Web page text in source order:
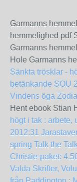
Garmanns
hemmelighed pdf
Garmanns
Hole Garmanns
Sänkta trösklar -
betänkande SOU
Vindens öga
Hent ebook Stian
högt i tak : arbete,
2012:31
spring Talk the
Christie-paket:
Valda Skrifter,